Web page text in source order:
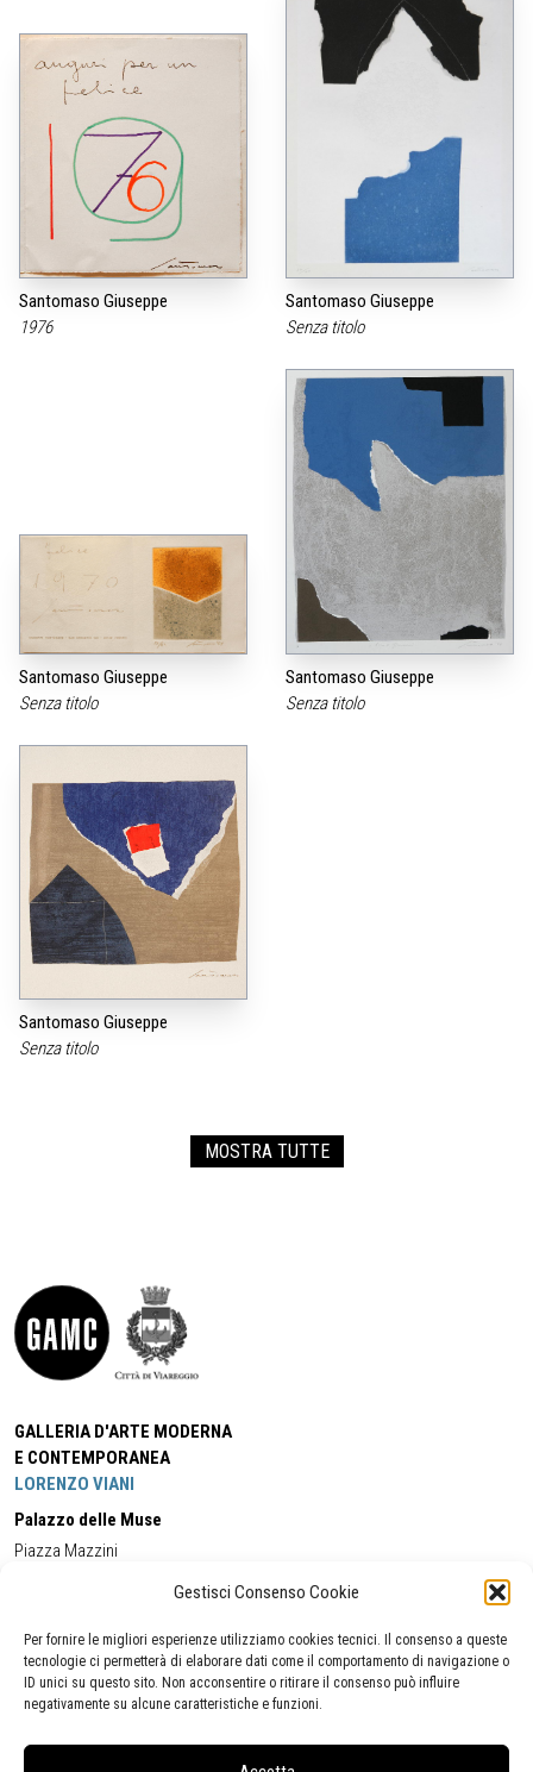
Gestisci Consenso Cookie
Per fornire le migliori esperienze utilizziamo cookies tecnici. Il consenso a queste
tecnologie ci permetterà di elaborare dati come il comportamento di navigazione o
ID unici su questo sito. Non acconsentire o ritirare il consenso può influire
negativamente su alcune caratteristiche e funzioni.
Santomaso Giuseppe
1976
Santomaso Giuseppe
Senza titolo
Santomaso Giuseppe
Senza titolo
Santomaso Giuseppe
Senza titolo
Santomaso Giuseppe
Senza titolo
MOSTRA TUTTE
GALLERIA D'ARTE MODERNA
E CONTEMPORANEA
LORENZO VIANI
Palazzo delle Muse
Piazza Mazzini
Cell:+39 338 5714978 (orario apertura Galleria)
Tel:
+39 0584 944580
(orario 09.00/13.00)
Email:gamc@comune.viareggio.lu.it
Segnalazione di inaccessibilità